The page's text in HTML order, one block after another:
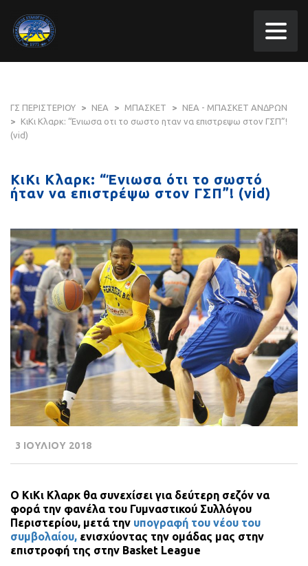
ΓΣ ΠΕΡΙΣΤΕΡΙΟΥ > ΝΕΑ > ΜΠΑΣΚΕΤ >
ΝΕΑ - ΜΠΑΣΚΕΤ ΑΝΔΡΩΝ
>
ΚιΚι Κλαρκ: “Ενιωσα οτι το σωστο ηταν να επιστρεψω στον ΓΣΠ”!
(vid)
ΚιΚι Κλαρκ: “Ένιωσα ότι το σωστό
ήταν να επιστρέψω στον ΓΣΠ”! (vid)
3 ΙΟΥΛΙΟΥ 2018
Ο ΚιΚι Κλαρκ θα συνεχίσει για δεύτερη σεζόν να
φορά την φανέλα του Γυμναστικού Συλλόγου
Περιστερίου, μετά την υπογραφή του νέου του
συμβολαίου, ενισχύοντας την ομάδας μας στην
επιστροφή της στην Basket League